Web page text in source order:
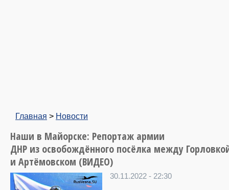
Главная > Новости
Наши в Майорске: Репортаж армии
ДНР из освобождённого посёлка между
и Артёмовском (ВИДЕО)
30.11.2022 - 22:30